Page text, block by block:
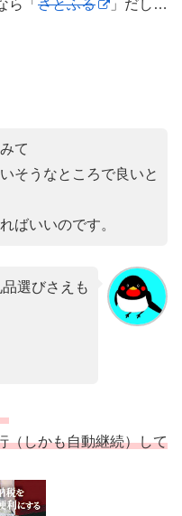
ら「 さとふる 」だし…
て
そうなところで良いと
ばいいのです。
選びさえも
（しかも自動継続）して